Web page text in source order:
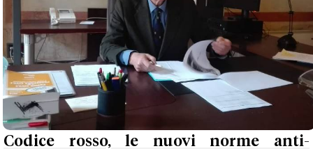
Codice rosso, le nuovi norme anti-